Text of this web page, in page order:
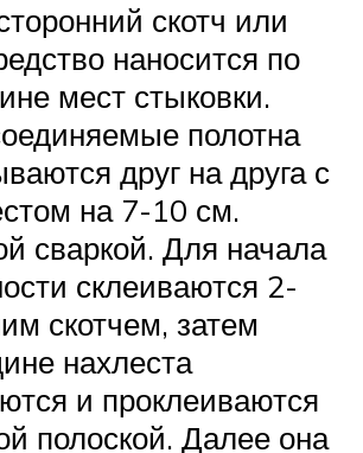
скотч или
наносится по
мест стыковки.
полотна
друг на друга с
на 7-10 см.
сваркой. Для начала
склеиваются 2-
скотчем, затем
нахлеста
и проклеиваются
полоской. Далее она